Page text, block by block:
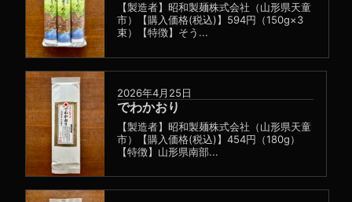
【製造者】昭和製麺株式会社（山形県天童
市）【購入価格(税込)】594円（150g×3
束）【特徴】そう...
2026年4月25日
でわかおり
【製造者】昭和製麺株式会社（山形県天童
市）【購入価格(税込)】454円（180g）
【特徴】山形県南部...